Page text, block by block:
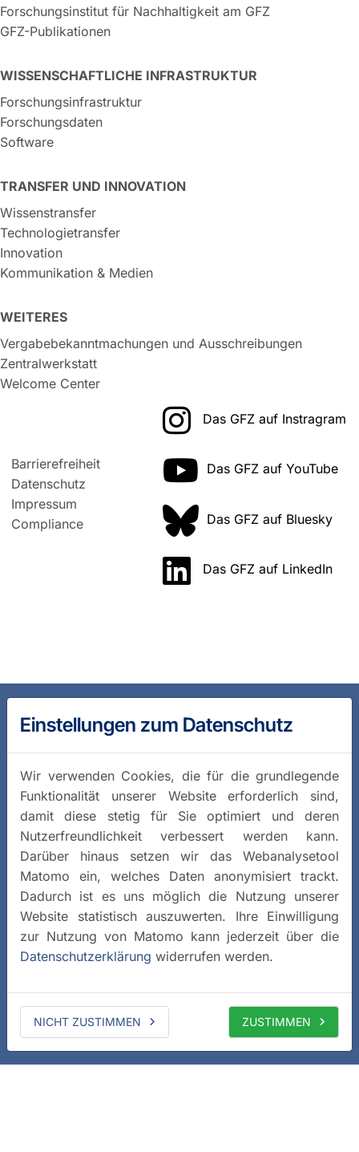
Forschungsinstitut für Nachhaltigkeit am GFZ
GFZ-Publikationen
WISSENSCHAFTLICHE INFRASTRUKTUR
Forschungsinfrastruktur
Forschungsdaten
Software
TRANSFER UND INNOVATION
Wissenstransfer
Technologietransfer
Innovation
Kommunikation & Medien
WEITERES
Vergabebekanntmachungen und Ausschreibungen
Zentralwerkstatt
Welcome Center
Barrierefreiheit
Datenschutz
Impressum
Compliance
Das GFZ auf Instragram
Das GFZ auf YouTube
Das GFZ auf Bluesky
Das GFZ auf LinkedIn
Einstellungen zum Datenschutz
Wir verwenden Cookies, die für die grundlegende
Funktionalität unserer Website erforderlich sind,
damit diese stetig für Sie optimiert und deren
Nutzerfreundlichkeit verbessert werden kann.
Darüber hinaus setzen wir das Webanalysetool
Matomo ein, welches Daten anonymisiert trackt.
Dadurch ist es uns möglich die Nutzung unserer
Website statistisch auszuwerten. Ihre Einwilligung
zur Nutzung von Matomo kann jederzeit über die
Datenschutzerklärung widerrufen werden.
NICHT ZUSTIMMEN ZUSTIMMEN